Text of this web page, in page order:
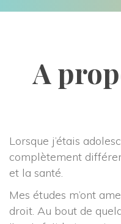
A
Lorsque j’étais
complètement
et la santé.
Mes études m’ont
droit. Au bout de